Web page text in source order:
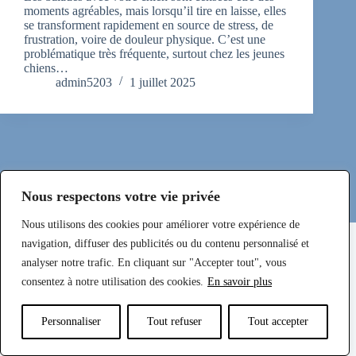
Nous respectons votre vie privée
Nous utilisons des cookies pour améliorer votre expérience de
navigation, diffuser des publicités ou du contenu personnalisé et
analyser notre trafic. En cliquant sur "Accepter tout", vous
consentez à notre utilisation des cookies. En savoir plus
Personnaliser Tout refuser Tout accepter
moments agréables, mais lorsqu’il tire en laisse, elles
se transforment rapidement en source de stress, de
frustration, voire de douleur physique. C’est une
problématique très fréquente, surtout chez les jeunes
chiens…
admin5203
1 juillet 2025
Mentions légales et Politique de Confidentialité
Téléphone E-mail
Facebook
Instagram